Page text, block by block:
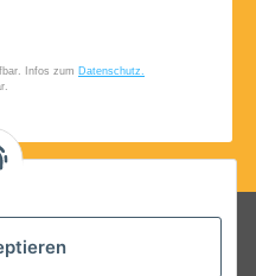
Media